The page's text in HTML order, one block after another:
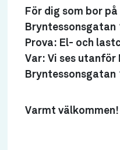
För dig som bor på
Bryntessonsgatan
Prova: El- och
Var: Vi ses utanför
Bryntessonsgatan
Varmt välkommen!